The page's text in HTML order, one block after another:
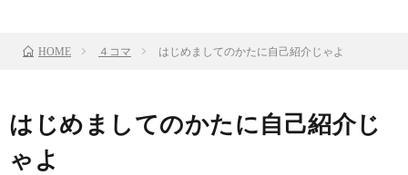
HOME ４コマ はじめましてのかたに自己紹介じゃよ
はじめましてのかたに自己紹介じ
ゃよ